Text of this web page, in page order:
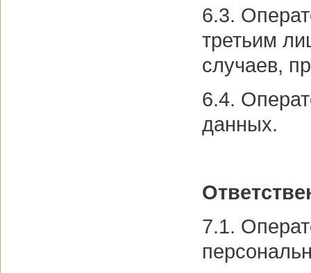
6.3.
третьим
случаев,
6.4.
данных.
7.1.